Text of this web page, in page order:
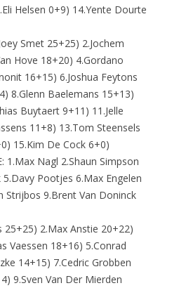
Helsen 0+9) 14.Yente Dourte
Smet 25+25) 2.Jochem
Hove 18+20) 4.Gordano
16+15) 6.Joshua Feytons
8.Glenn Baelemans 15+13)
Buytaert 9+11) 11.Jelle
11+8) 13.Tom Steensels
15.Kim De Cock 6+0)
1.Max Nagl 2.Shaun Simpson
5.Davy Pootjes 6.Max Engelen
Strijbos 9.Brent Van Doninck
25+25) 2.Max Anstie 20+22)
Vaessen 18+16) 5.Conrad
14+15) 7.Cedric Grobben
9.Sven Van Der Mierden